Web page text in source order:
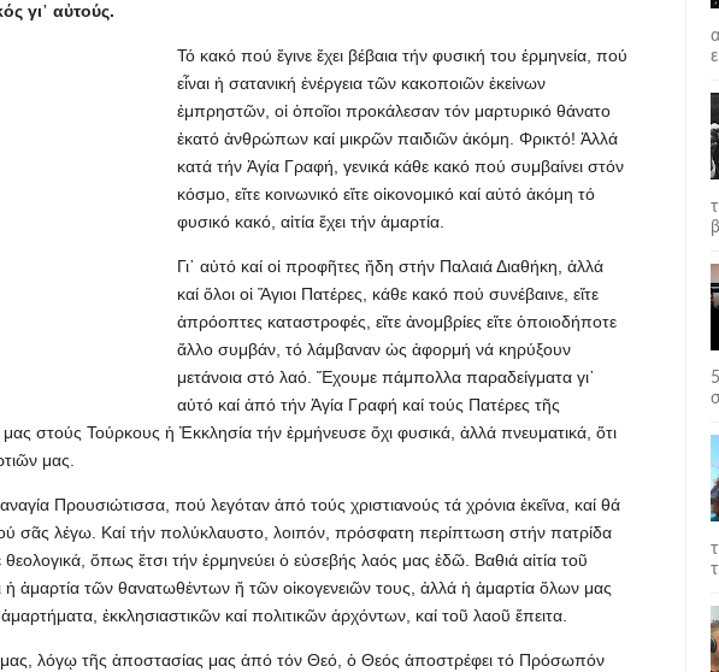
γι᾽ αὐτούς.
Τό κακό πού ἔγινε ἔχει βέβαια τήν φυσική του ἑρμηνεία, πού
εἶναι ἡ σατανική ἐνέργεια τῶν κακοποιῶν ἐκείνων
ἐμπρηστῶν, οἱ ὁποῖοι προκάλεσαν τόν μαρτυρικό θάνατο
ἑκατό ἀνθρώπων καί μικρῶν παιδιῶν ἀκόμη. Φρικτό! Ἀλλά
κατά τήν Ἁγία Γραφή, γενικά κάθε κακό πού συμβαίνει στόν
κόσμο, εἴτε κοινωνικό εἴτε οἰκονομικό καί αὐτό ἀκόμη τό
φυσικό κακό, αἰτία ἔχει τήν ἁμαρτία.
Γι᾽ αὐτό καί οἱ προφῆτες ἤδη στήν Παλαιά Διαθήκη, ἀλλά
καί ὅλοι οἱ Ἅγιοι Πατέρες, κάθε κακό πού συνέβαινε, εἴτε
ἀπρόοπτες καταστροφές, εἴτε ἀνομβρίες εἴτε ὁποιοδήποτε
ἄλλο συμβάν, τό λάμβαναν ὡς ἀφορμή νά κηρύξουν
μετάνοια στό λαό. Ἔχουμε πάμπολλα παραδείγματα γι᾽
αὐτό καί ἀπό τήν Ἁγία Γραφή καί τούς Πατέρες τῆς
στούς Τούρκους ἡ Ἐκκλησία τήν ἑρμήνευσε ὄχι φυσικά, ἀλλά πνευματικά, ὅτι
μας.
Προυσιώτισσα, πού λεγόταν ἀπό τούς χριστιανούς τά χρόνια ἐκεῖνα, καί θά
σᾶς λέγω. Καί τήν πολύκλαυστο, λοιπόν, πρόσφατη περίπτωση στήν πατρίδα
ὅπως ἔτσι τήν ἑρμηνεύει ὁ εὐσεβής λαός μας ἐδῶ. Βαθιά αἰτία τοῦ
ἡ ἁμαρτία τῶν θανατωθέντων ἤ τῶν οἰκογενειῶν τους, ἀλλά ἡ ἁμαρτία ὅλων μας
ἐκκλησιαστικῶν καί πολιτικῶν ἀρχόντων, καί τοῦ λαοῦ ἔπειτα.
λόγῳ τῆς ἀποστασίας μας ἀπό τόν Θεό, ὁ Θεός ἀποστρέφει τό Πρόσωπόν